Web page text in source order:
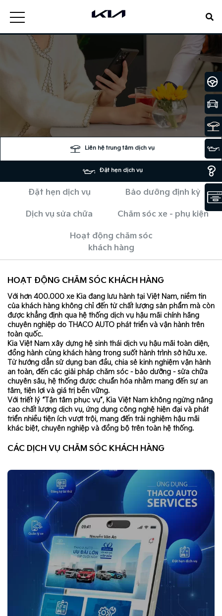
Liên hệ trung tâm dịch vụ
Đặt hẹn dịch vụ
Đặt hẹn dịch vụ Bảo dưỡng định kỳ
Dịch vụ sửa chữa Chăm sóc xe - phụ kiện
Hoạt động chăm sóc
khách hàng
HOẠT ĐỘNG CHĂM SÓC KHÁCH HÀNG
Với hơn 400.000 xe Kia đang lưu hành tại Việt Nam, niềm tin
của khách hàng không chỉ đến từ chất lượng sản phẩm mà còn
được khẳng định qua hệ thống dịch vụ hậu mãi chính hãng
chuyên nghiệp do THACO AUTO phát triển và vận hành trên
toàn quốc.
Kia Việt Nam xây dựng hệ sinh thái dịch vụ hậu mãi toàn diện,
đồng hành cùng khách hàng trong suốt hành trình sở hữu xe.
Từ hướng dẫn sử dụng ban đầu, chia sẻ kinh nghiệm vận hành
an toàn, đến các giải pháp chăm sóc - bảo dưỡng - sửa chữa
chuyên sâu, hệ thống được chuẩn hóa nhằm mang đến sự an
tâm, tiện lợi và giá trị bền vững.
Với triết lý “Tận tâm phục vụ”, Kia Việt Nam không ngừng nâng
cao chất lượng dịch vụ, ứng dụng công nghệ hiện đại và phát
triển nhiều tiện ích vượt trội, mang đến trải nghiệm hậu mãi
khác biệt, chuyên nghiệp và đồng bộ trên toàn hệ thống.
CÁC DỊCH VỤ CHĂM SÓC KHÁCH HÀNG